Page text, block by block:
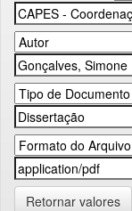
Retornar valores